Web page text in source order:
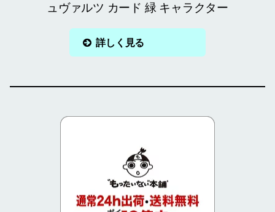
ュヴァルツ カード 緑 キャラクター
詳しく見る